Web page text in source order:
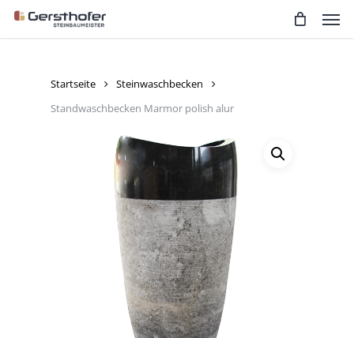
Skip
Startseite
Steinwaschbecken
Standwaschbecken Marmor polish alur